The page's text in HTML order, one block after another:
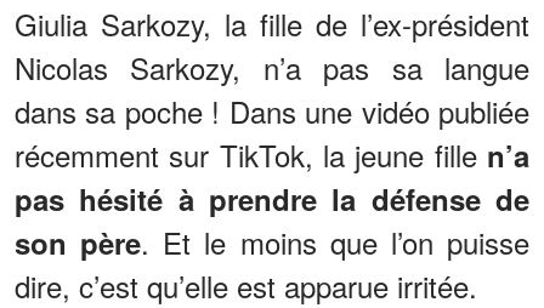
Giulia Sarkozy, la fille de l’ex-président
Nicolas Sarkozy, n’a pas sa langue
dans sa poche ! Dans une vidéo publiée
récemment sur TikTok, la jeune fille n’a
pas hésité à prendre la défense de
son père. Et le moins que l’on puisse
dire, c’est qu’elle est apparue irritée.